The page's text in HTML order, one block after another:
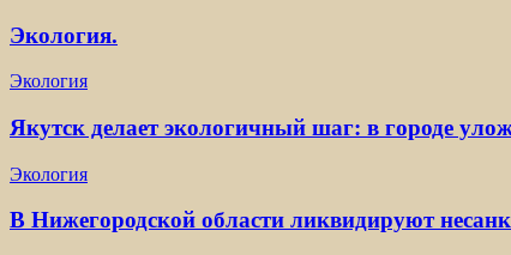
Экология.
Экология
Якутск делает экологичный шаг: в городе
Экология
В Нижегородской области ликвидируют